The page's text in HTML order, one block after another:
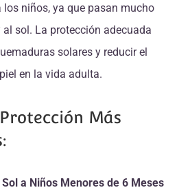
los niños, ya que pasan mucho
sol. La protección adecuada
solares y reducir el
en la vida adulta.
Más
a Niños Menores de 6 Meses